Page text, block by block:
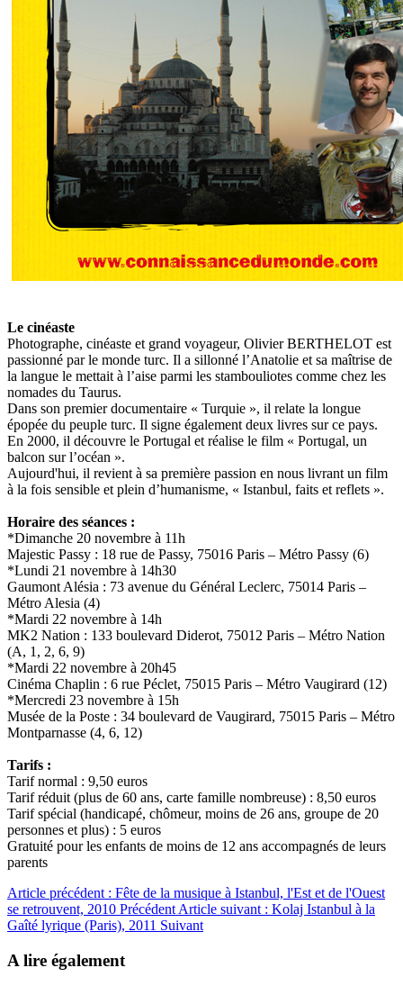
Le cinéaste
Photographe, cinéaste et grand voyageur, Olivier BERTHELOT est
passionné par le monde turc. Il a sillonné l’Anatolie et sa maîtrise de
la langue le mettait à l’aise parmi les stambouliotes comme chez les
nomades du Taurus.
Dans son premier documentaire « Turquie », il relate la longue
épopée du peuple turc. Il signe également deux livres sur ce pays.
En 2000, il découvre le Portugal et réalise le film « Portugal, un
balcon sur l’océan ».
Aujourd'hui, il revient à sa première passion en nous livrant un film
à la fois sensible et plein d’humanisme, « Istanbul, faits et reflets ».
Horaire des séances :
*Dimanche 20 novembre à 11h
Majestic Passy : 18 rue de Passy, 75016 Paris – Métro Passy (6)
*Lundi 21 novembre à 14h30
Gaumont Alésia : 73 avenue du Général Leclerc, 75014 Paris –
Métro Alesia (4)
*Mardi 22 novembre à 14h
MK2 Nation : 133 boulevard Diderot, 75012 Paris – Métro Nation
(A, 1, 2, 6, 9)
*Mardi 22 novembre à 20h45
Cinéma Chaplin : 6 rue Péclet, 75015 Paris – Métro Vaugirard (12)
*Mercredi 23 novembre à 15h
Musée de la Poste : 34 boulevard de Vaugirard, 75015 Paris – Métro
Montparnasse (4, 6, 12)
Tarifs :
Tarif normal : 9,50 euros
Tarif réduit (plus de 60 ans, carte famille nombreuse) : 8,50 euros
Tarif spécial (handicapé, chômeur, moins de 26 ans, groupe de 20
personnes et plus) : 5 euros
Gratuité pour les enfants de moins de 12 ans accompagnés de leurs
parents
Article précédent : Fête de la musique à Istanbul, l'Est et de l'Ouest
se retrouvent, 2010 Précédent Article suivant : Kolaj Istanbul à la
Gaîté lyrique (Paris), 2011 Suivant
A lire également